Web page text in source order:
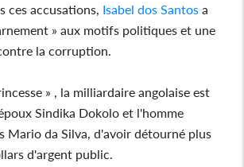
ces accusations, Isabel dos Santos a
» aux motifs politiques et une
la corruption.
» , la milliardaire angolaise est
Sindika Dokolo et l'homme
Mario da Silva, d'avoir détourné plus
d'argent public.